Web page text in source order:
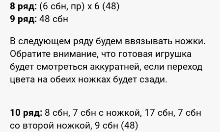
8 ряд: (6 сбн, пр) x 6 (48)
9 ряд: 48 сбн
В следующем ряду будем ввязывать ножки.
Обратите внимание, что готовая игрушка
будет смотреться аккуратней, если переход
цвета на обеих ножках будет сзади.
10 ряд: 8 сбн, 7 сбн с ножкой, 17 сбн, 7 сбн
со второй ножкой, 9 сбн (48)